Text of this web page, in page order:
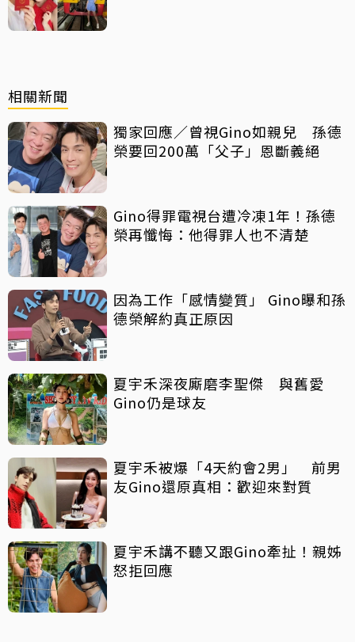
相關新聞
獨家回應／曾視Gino如親兒 孫德
榮要回200萬「父子」恩斷義絕
Gino得罪電視台遭冷凍1年！孫德
榮再懺悔：他得罪人也不清楚
因為工作「感情變質」 Gino曝和孫
德榮解約真正原因
夏宇禾深夜廝磨李聖傑 與舊愛
Gino仍是球友
夏宇禾被爆「4天約會2男」 前男
友Gino還原真相：歡迎來對質
夏宇禾講不聽又跟Gino牽扯！親姊
怒拒回應